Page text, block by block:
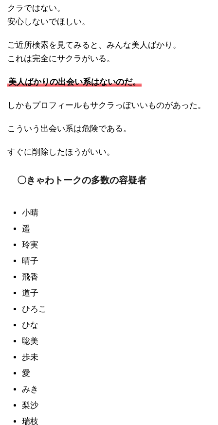
クラではない。
安心しないでほしい。
ご近所検索を見てみると、みんな美人ばかり。
これは完全にサクラがいる。
美人ばかりの出会い系はないのだ。
しかもプロフィールもサクラっぽいいものがあった。
こういう出会い系は危険である。
すぐに削除したほうがいい。
〇きゃわトークの多数の容疑者
小晴
遥
玲実
晴子
飛香
道子
ひろこ
ひな
聡美
歩未
愛
みき
梨沙
瑞枝